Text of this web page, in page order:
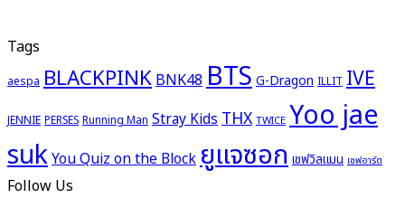
Tags
aespa BLACKPINK BNK48BTSG-Dragon ILLIT IVE
JENNIE PERSES Running Man Stray Kids THX TWICE Yoo jae
sukYou Quiz on the Blockยูแจซอก เชฟวิลแมน เชฟอาร์ต
Follow Us